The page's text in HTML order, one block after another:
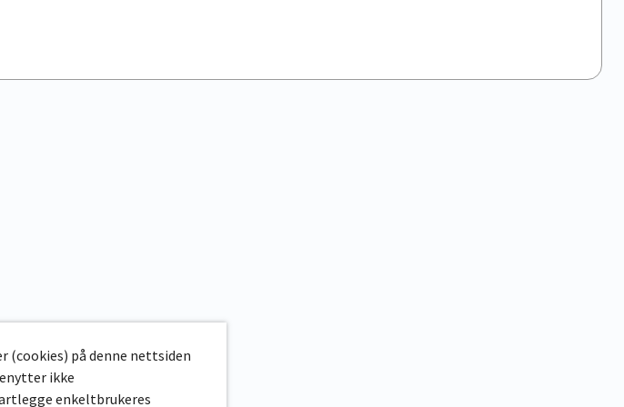
(cookies) på denne nettsiden
ikke
enkeltbrukeres